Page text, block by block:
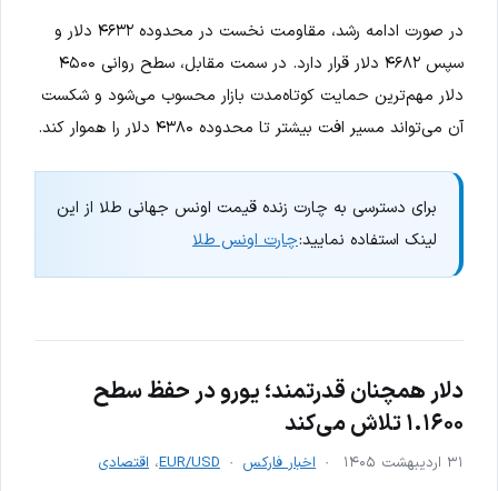
در صورت ادامه رشد، مقاومت نخست در محدوده ۴۶۳۲ دلار و
سپس ۴۶۸۲ دلار قرار دارد. در سمت مقابل، سطح روانی ۴۵۰۰
دلار مهم‌ترین حمایت کوتاه‌مدت بازار محسوب می‌شود و شکست
آن می‌تواند مسیر افت بیشتر تا محدوده ۴۳۸۰ دلار را هموار کند.
برای دسترسی به چارت زنده قیمت اونس جهانی طلا از این
لینک استفاده نمایید:چارت اونس طلا
دلار همچنان قدرتمند؛ یورو در حفظ سطح
۱.۱۶۰۰ تلاش می‌کند
۳۱ اردیبهشت ۱۴۰۵ اخبار فارکس EUR/USD، اقتصادی